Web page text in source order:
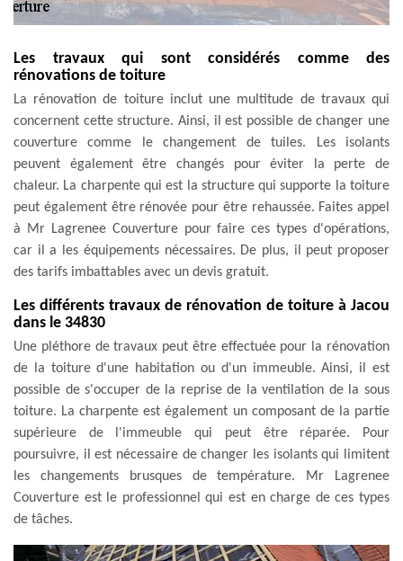
Les travaux qui sont considérés comme des
rénovations de toiture
La rénovation de toiture inclut une multitude de travaux qui
concernent cette structure. Ainsi, il est possible de changer une
couverture comme le changement de tuiles. Les isolants
peuvent également être changés pour éviter la perte de
chaleur. La charpente qui est la structure qui supporte la toiture
peut également être rénovée pour être rehaussée. Faites appel
à Mr Lagrenee Couverture pour faire ces types d'opérations,
car il a les équipements nécessaires. De plus, il peut proposer
des tarifs imbattables avec un devis gratuit.
Les différents travaux de rénovation de toiture à Jacou
dans le 34830
Une pléthore de travaux peut être effectuée pour la rénovation
de la toiture d'une habitation ou d'un immeuble. Ainsi, il est
possible de s'occuper de la reprise de la ventilation de la sous
toiture. La charpente est également un composant de la partie
supérieure de l'immeuble qui peut être réparée. Pour
poursuivre, il est nécessaire de changer les isolants qui limitent
les changements brusques de température. Mr Lagrenee
Couverture est le professionnel qui est en charge de ces types
de tâches.